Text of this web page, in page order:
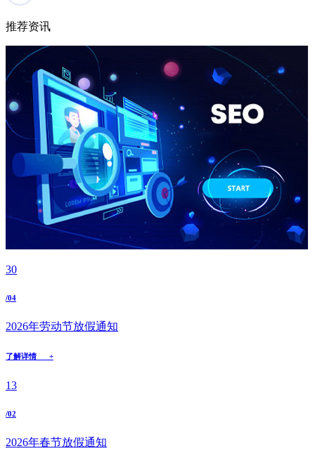
推荐资讯
30
/04
2026年劳动节放假通知
了解详情 +
13
/02
2026年春节放假通知